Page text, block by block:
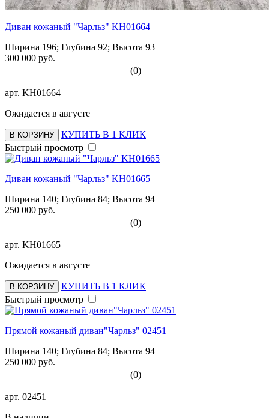
Диван кожаный "Чарльз" KH01664
Ширина 196; Глубина 92; Высота 93
300 000 руб.
(0)
арт. KH01664
Ожидается в августе
В КОРЗИНУ
КУПИТЬ В 1 КЛИК
Быстрый просмотр
Диван кожаный "Чарльз" KH01665
Ширина 140; Глубина 84; Высота 94
250 000 руб.
(0)
арт. KH01665
Ожидается в августе
В КОРЗИНУ
КУПИТЬ В 1 КЛИК
Быстрый просмотр
Прямой кожаный диван"Чарльз" 02451
Ширина 140; Глубина 84; Высота 94
250 000 руб.
(0)
арт. 02451